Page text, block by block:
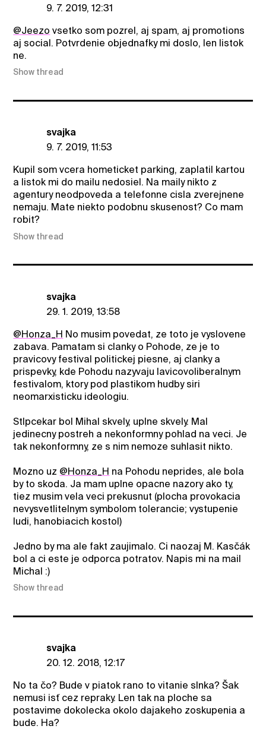
9. 7. 2019, 12:31
@Jeezo vsetko som pozrel, aj spam, aj promotions
aj social. Potvrdenie objednafky mi doslo, len listok
ne.
Show thread
svajka
9. 7. 2019, 11:53
Kupil som vcera hometicket parking, zaplatil kartou
a listok mi do mailu nedosiel. Na maily nikto z
agentury neodpoveda a telefonne cisla zverejnene
nemaju. Mate niekto podobnu skusenost? Co mam
robit?
Show thread
svajka
29. 1. 2019, 13:58
@Honza_H No musim povedat, ze toto je vyslovene
zabava. Pamatam si clanky o Pohode, ze je to
pravicovy festival politickej piesne, aj clanky a
prispevky, kde Pohodu nazyvaju lavicovoliberalnym
festivalom, ktory pod plastikom hudby siri
neomarxisticku ideologiu.
Stlpcekar bol Mihal skvely, uplne skvely. Mal
jedinecny postreh a nekonformny pohlad na veci. Je
tak nekonformny, ze s nim nemoze suhlasit nikto.
Mozno uz @Honza_H na Pohodu neprides, ale bola
by to skoda. Ja mam uplne opacne nazory ako ty,
tiez musim vela veci prekusnut (plocha provokacia
nevysvetlitelnym symbolom tolerancie; vystupenie
ludi, hanobiacich kostol)
Jedno by ma ale fakt zaujimalo. Ci naozaj M. Kasčák
bol a ci este je odporca potratov. Napis mi na mail
Michal :)
Show thread
svajka
20. 12. 2018, 12:17
No ta čo? Bude v piatok rano to vitanie slnka? Šak
nemusi isť cez repraky. Len tak na ploche sa
postavime dokolecka okolo dajakeho zoskupenia a
bude. Ha?